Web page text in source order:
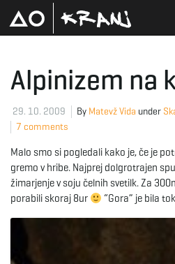
Alpinizem na
29. 10. 2009 By Matevž Vida under
7 comments
Malo smo si pogledali kako je, če je
gremo v hribe. Najprej dolgrotrajen
žimarjenje v soju čelnih svetilk. Za
porabili skoraj 8ur
“Gora” je bila